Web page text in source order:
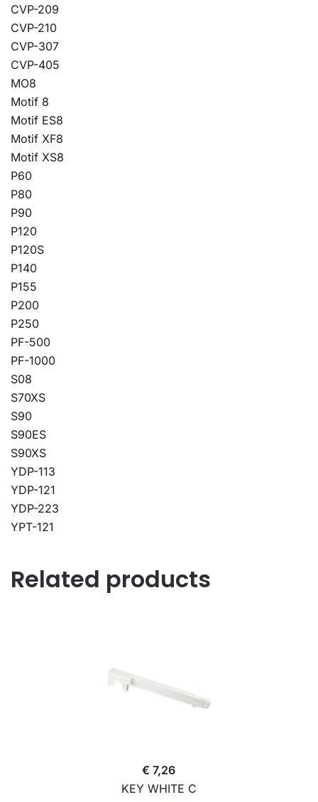
CVP-209
CVP-210
CVP-307
CVP-405
MO8
Motif 8
Motif ES8
Motif XF8
Motif XS8
P60
P80
P90
P120
P120S
P140
P155
P200
P250
PF-500
PF-1000
S08
S70XS
S90
S90ES
S90XS
YDP-113
YDP-121
YDP-223
YPT-121
Related products
€ 7,26
KEY WHITE C